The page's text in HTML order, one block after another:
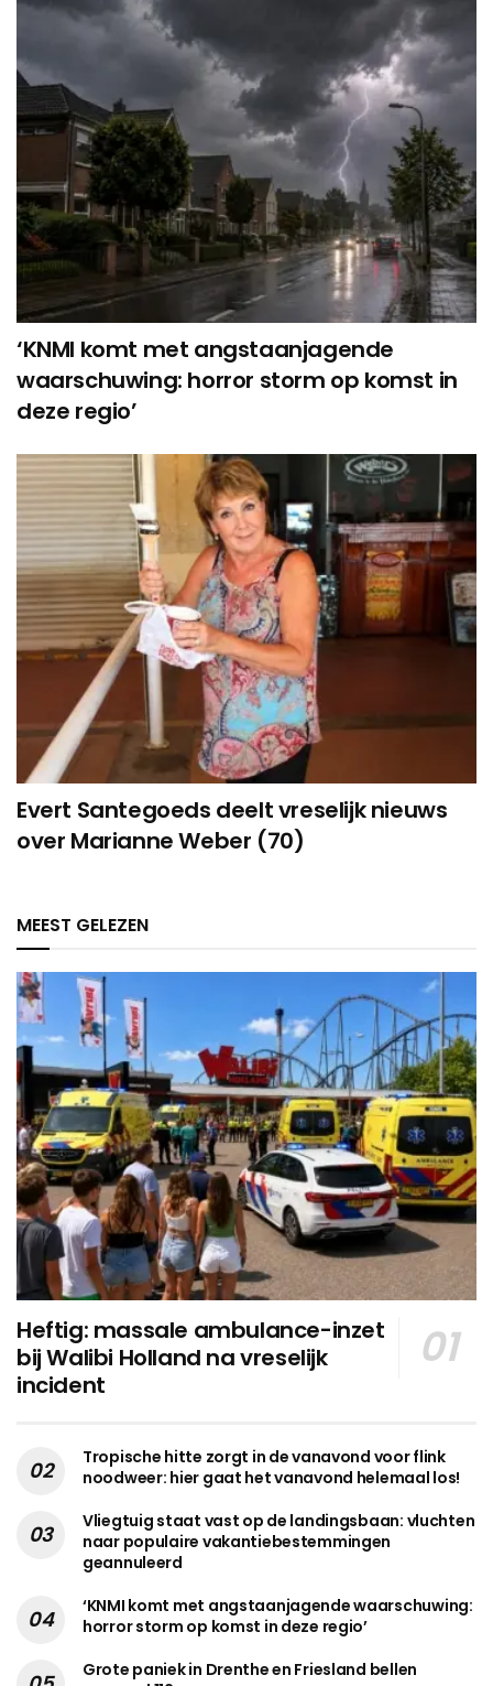
‘KNMI komt met angstaanjagende
waarschuwing: horror storm op komst in
deze regio’
Evert Santegoeds deelt vreselijk nieuws
over Marianne Weber (70)
MEEST GELEZEN
Heftig: massale ambulance-inzet
bij Walibi Holland na vreselijk
incident
Tropische hitte zorgt in de vanavond voor flink
noodweer: hier gaat het vanavond helemaal los!
Vliegtuig staat vast op de landingsbaan: vluchten
naar populaire vakantiebestemmingen
geannuleerd
‘KNMI komt met angstaanjagende waarschuwing:
horror storm op komst in deze regio’
Grote paniek in Drenthe en Friesland bellen